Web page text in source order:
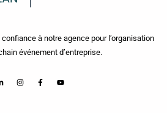
confiance à notre agence pour l’organisation
événement d’entreprise.